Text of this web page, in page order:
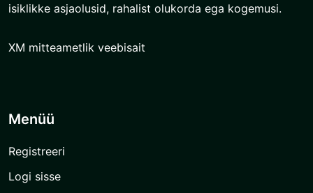
isiklikke asjaolusid, rahalist olukorda ega kogemusi.
XM mitteametlik veebisait
Menüü
Registreeri
Logi sisse